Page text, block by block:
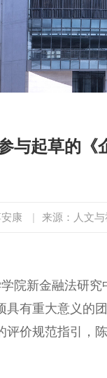
与起草的《
康 | 来源：人文
院新金融法研
具有重大意义的
评价规范指引，